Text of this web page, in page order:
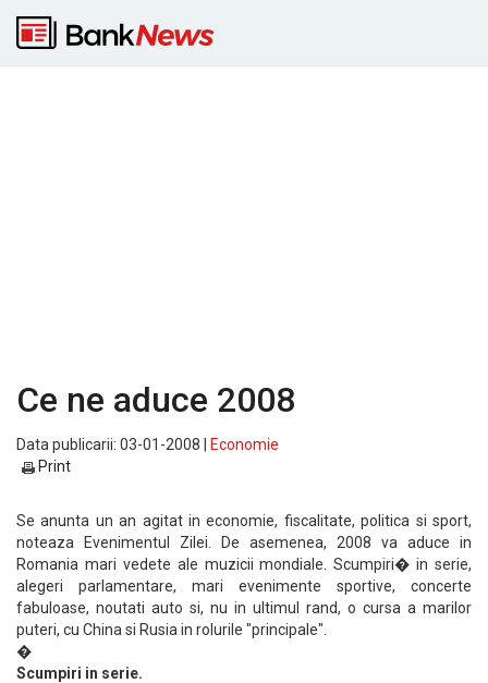
Ce ne aduce 2008
Data publicarii: 03-01-2008 |
Economie
Print
Se anunta un an agitat in economie, fiscalitate, politica si sport,
noteaza Evenimentul Zilei. De asemenea, 2008 va aduce in
Romania mari vedete ale muzicii mondiale. Scumpiri� in serie,
alegeri parlamentare, mari evenimente sportive, concerte
fabuloase, noutati auto si, nu in ultimul rand, o cursa a marilor
puteri, cu China si Rusia in rolurile "principale".
�
Scumpiri in serie.